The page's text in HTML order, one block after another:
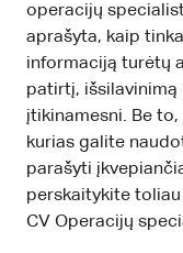
operacijų
aprašyta, kaip
informaciją turėtų
patirtį, išsilavinimą
įtikinamesni. Be
kurias galite
parašyti
perskaitykite
CV Operacijų